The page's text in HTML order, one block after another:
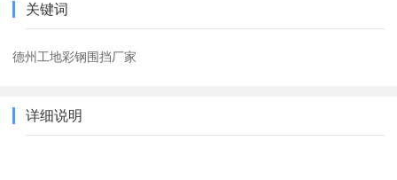
关键词
德州工地彩钢围挡厂家
详细说明